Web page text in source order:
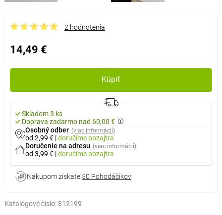
2 hodnotenia
14,49 €
Kúpiť
Skladom 3 ks
Doprava zadarmo nad 60,00 €
Osobný odber (viac informácií)
od 2,99 € |doručíme pozajtra
Doručenie na adresu (viac informácií)
od 3,99 € |doručíme pozajtra
Nákupom získate 50 Pohodáčikov
Katalógové číslo: 812199